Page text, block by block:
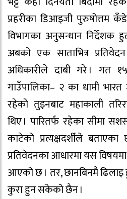
प्रहरीका डिआइजी पुरुषोत्तम
विभागका अनुसन्धान निर्देशक
अबको एक साताभित्र
अधिकारीले दाबी गरे । गत
गाउँपालिका– २ का धामी
रहेको तुइनबाट महाकाली
थिए । पारितर्फ रहेका सीमा
काटेको प्रत्यक्षदर्शीले
प्रतिवेदनका आधारमा यस
आएको छ । तर, छानबिनमै
कुरा हुन सकेको छैन ।